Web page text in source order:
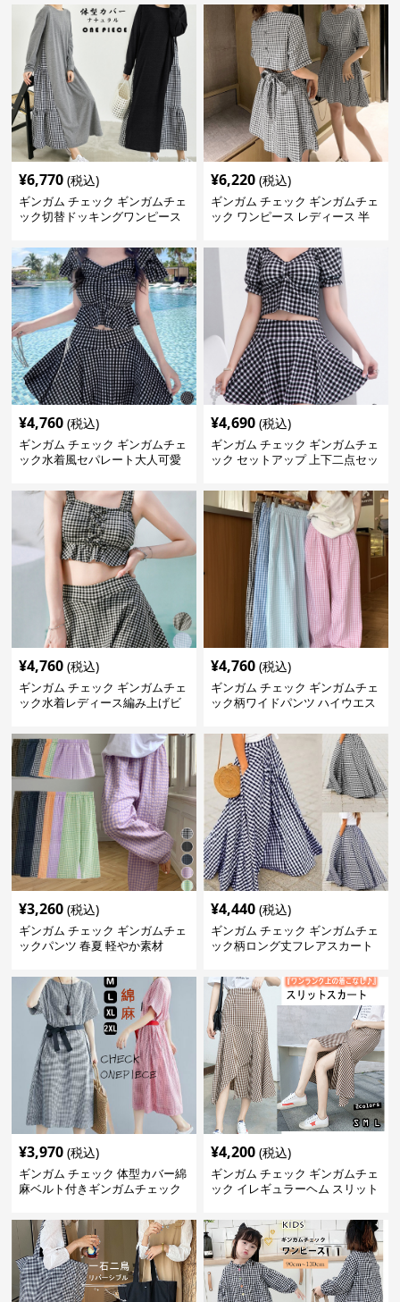
¥6,770 (税込)
ギンガム チェック ギンガムチェ
ック切替ドッキングワンピース
¥6,220 (税込)
ギンガム チェック ギンガムチェ
ック ワンピース レディース 半
¥4,760 (税込)
ギンガム チェック ギンガムチェ
ック水着風セパレート大人可愛
¥4,690 (税込)
ギンガム チェック ギンガムチェ
ック セットアップ 上下二点セッ
¥4,760 (税込)
ギンガム チェック ギンガムチェ
ック水着レディース編み上げビ
¥4,760 (税込)
ギンガム チェック ギンガムチェ
ック柄ワイドパンツ ハイウエス
¥3,260 (税込)
ギンガム チェック ギンガムチェ
ックパンツ 春夏 軽やか素材
¥4,440 (税込)
ギンガム チェック ギンガムチェ
ック柄ロング丈フレアスカート
¥3,970 (税込)
ギンガム チェック 体型カバー綿
麻ベルト付きギンガムチェック
¥4,200 (税込)
ギンガム チェック ギンガムチェ
ック イレギュラーヘム スリット